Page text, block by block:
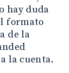
hay duda
formato
de la
la cuenta.